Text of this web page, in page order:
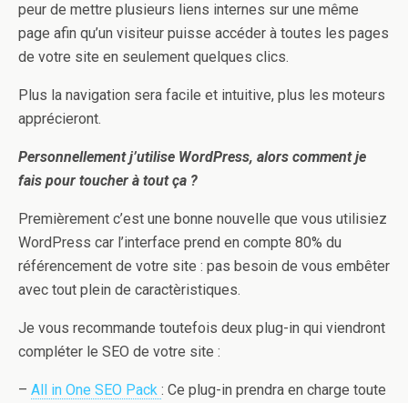
peur de mettre plusieurs liens internes sur une même
page afin qu’un visiteur puisse accéder à toutes les pages
de votre site en seulement quelques clics.
Plus la navigation sera facile et intuitive, plus les moteurs
apprécieront.
Personnellement j’utilise WordPress, alors comment je
fais pour toucher à tout ça ?
Premièrement c’est une bonne nouvelle que vous utilisiez
WordPress car l’interface prend en compte 80% du
référencement de votre site : pas besoin de vous embêter
avec tout plein de caractèristiques.
Je vous recommande toutefois deux plug-in qui viendront
compléter le SEO de votre site :
– All in One SEO Pack : Ce plug-in prendra en charge toute